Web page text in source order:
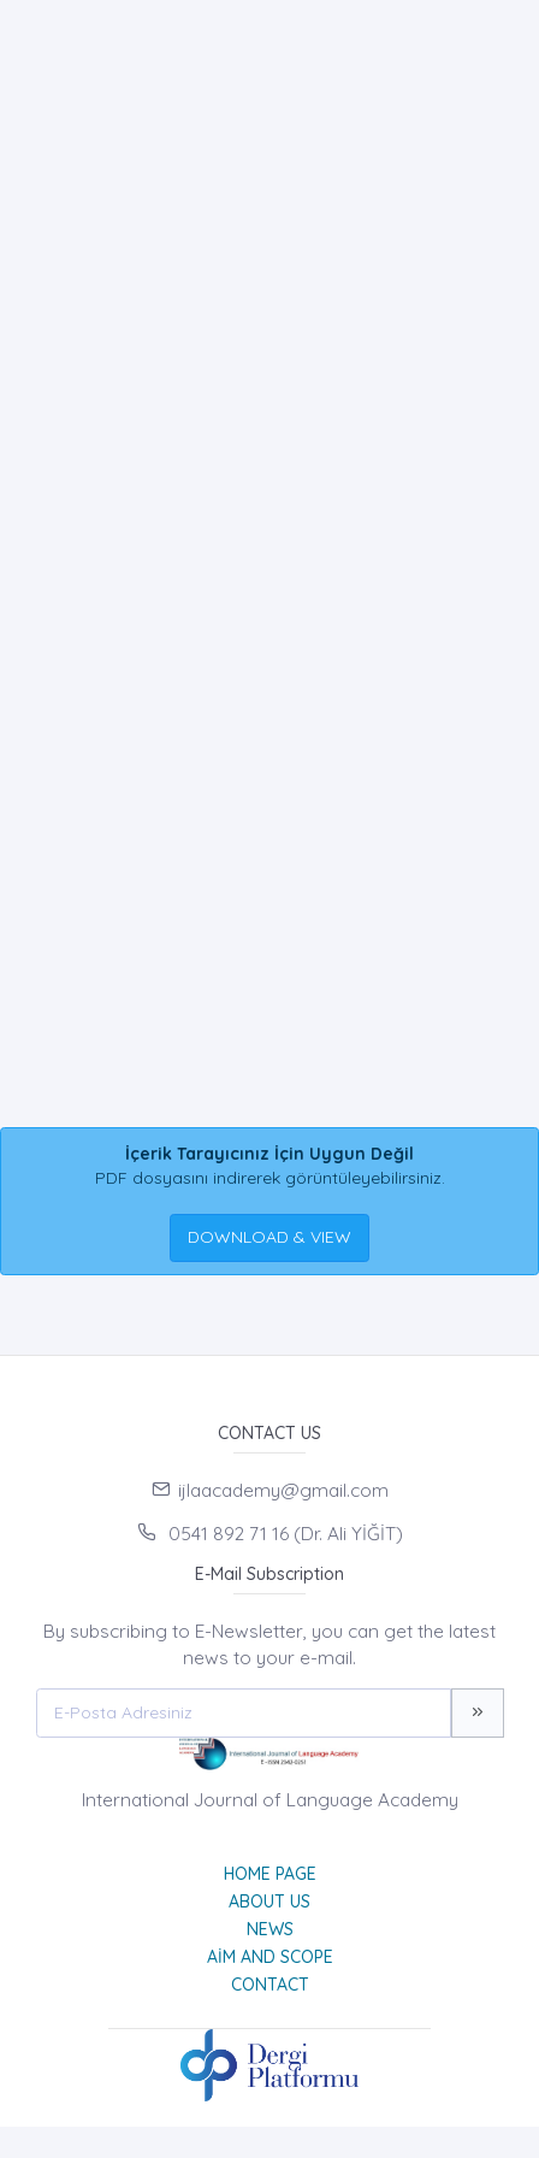
İçerik Tarayıcınız İçin Uygun Değil
PDF dosyasını indirerek görüntüleyebilirsiniz.
DOWNLOAD & VIEW
CONTACT US
ijlaacademy@gmail.com
0541 892 71 16 (Dr. Ali YİĞİT)
E-Mail Subscription
By subscribing to E-Newsletter, you can get the latest
news to your e-mail.
International Journal of Language Academy
HOME PAGE
ABOUT US
NEWS
AIM AND SCOPE
CONTACT